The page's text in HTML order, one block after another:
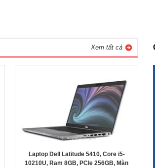
Xem tất cả
Laptop Dell Latitude 5410, Core i5-
10210U, Ram 8GB, PCIe 256GB, Màn
Chị Trân - Nha Trang Khánh Hòa